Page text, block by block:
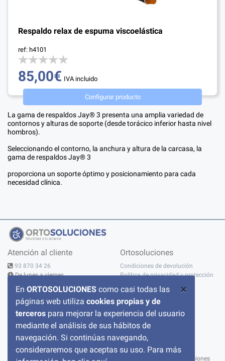
×
En ORTOSOLUCIONES como casi todas las
páginas web utiliza cookies propias y de
terceros para mejorar la experiencia del usuario
mediante el análisis de sus hábitos de
navegación. Si continúas navegando,
consideraremos que aceptas su uso. Para más
Respaldo relax de espuma viscoelástica
ref: h4101
85,00€ IVA incluido
Configurar producto
La gama de respaldos Jay® 3 presenta una amplia variedad de
contornos y alturas de soporte (desde torácico inferior hasta nivel
hombros).
Seleccionando el contorno, la anchura y altura de la carcasa, la
gama de respaldos Jay® 3
proporciona un soporte óptimo y posicionamiento para cada
necesidad clínica.
Atención al cliente
93 870 34 26
De lunes a viernes
Contáctanos
C/ del Pont nº 17, 1A
08520 Les Franqueses del Valles
Ortosoluciones
Condiciones de devolución
Política de privacidad y protección
Aviso legal
Sobre nosotros
Condiciones de compra
Preguntas frecuentes
© 2026 ortosoluciones